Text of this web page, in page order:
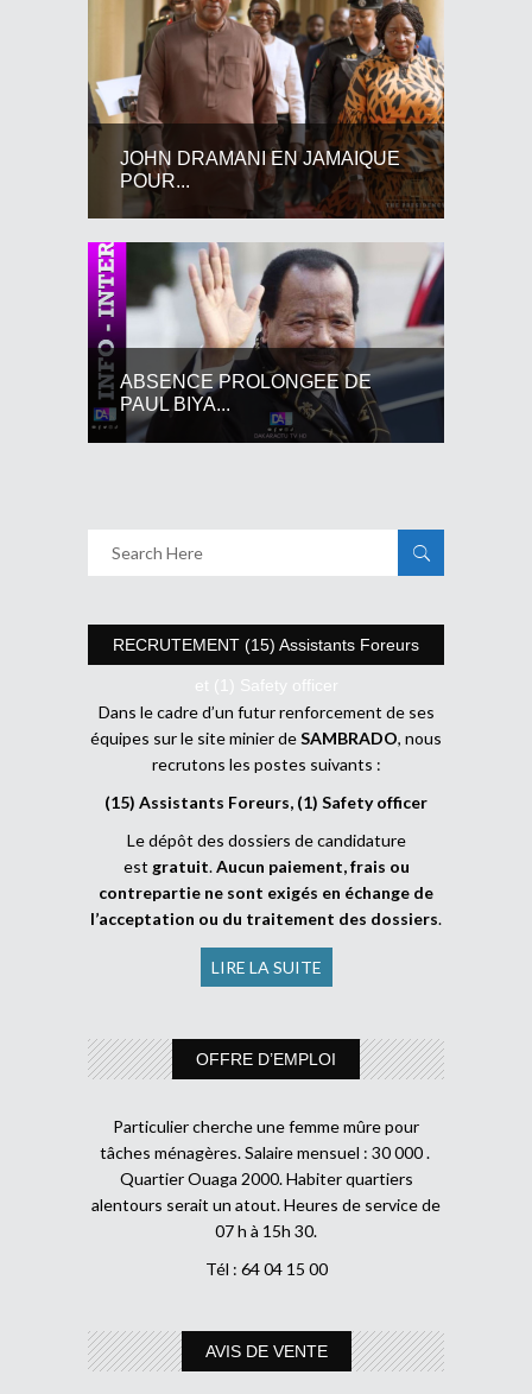
JOHN DRAMANI EN JAMAIQUE
POUR...
ABSENCE PROLONGEE DE
PAUL BIYA...
RECRUTEMENT (15) Assistants Foreurs
et (1) Safety officer
Dans le cadre d’un futur renforcement de ses
équipes sur le site minier deSAMBRADO, nous
recrutons les postes suivants :
(15) Assistants Foreurs, (1) Safety officer
Le dépôt des dossiers de candidature
est gratuit.Aucun paiement, frais ou
contrepartie ne sont exigés en échange de
l’acceptation ou du traitement des dossiers.
LIRE LA SUITE
OFFRE D’EMPLOI
Particulier cherche une femme mûre pour
tâches ménagères. Salaire mensuel : 30 000 .
Quartier Ouaga 2000. Habiter quartiers
alentours serait un atout. Heures de service de
07 h à 15h 30.
Tél : 64 04 15 00
AVIS DE VENTE